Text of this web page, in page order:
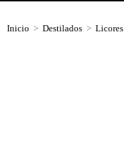
Inicio > Destilados > Licores